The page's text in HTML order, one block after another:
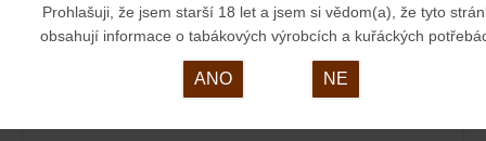
Prohlašuji, že jsem starší 18 let a jsem si vědom(a), že tyto
obsahují informace o tabákových výrobcích a kuřáckých
ANO NE